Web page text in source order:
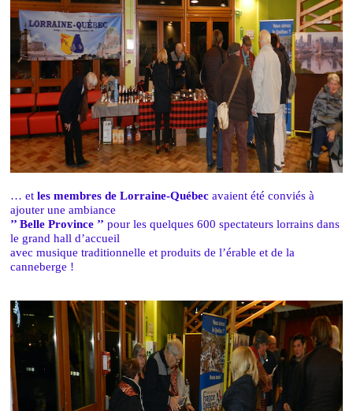
… et les membres de Lorraine-Québec avaient été conviés à
ajouter une ambiance
’’ Belle Province ’’ pour les quelques 600 spectateurs lorrains dans
le grand hall d’accueil
avec musique traditionnelle et produits de l’érable et de la
canneberge !